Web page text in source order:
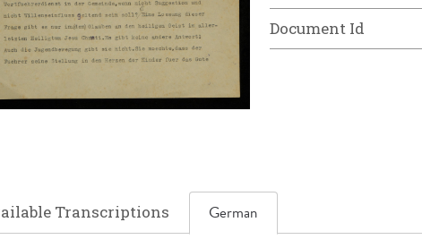
Document Id
Transcriptions German